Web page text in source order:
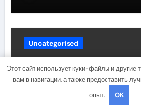
Uncategorised
Этот сайт использует куки-файлы и другие
вам в навигации, а также предоставить
опыт.
OK